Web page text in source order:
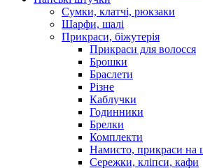
Сумки, клатчі, рюкзаки
Шарфи, шалі
Прикраси, біжутерія
Прикраси для волосся
Брошки
Браслети
Різне
Каблучки
Годинники
Брелки
Комплекти
Намисто, прикраси
Сережки, кліпси, кафи